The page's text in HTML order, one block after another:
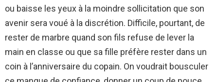
ou baisse les yeux à la moindre sollicitation que son
avenir sera voué à la discrétion. Difficile, pourtant, de
rester de marbre quand son fils refuse de lever la
main en classe ou que sa fille préfère rester dans un
coin à l’anniversaire du copain. On voudrait bousculer